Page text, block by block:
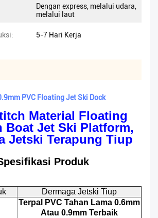
Dengan express, melalui udara,
melalui laut
5-7 Hari Kerja
PVC Floating Jet Ski Dock
Material Floating
Boat Jet Ski Platform,
Jetski Terapung Tiup
Produk
Dermaga Jetski Tiup
Terpal PVC Tahan Lama 0.6mm
Atau 0.9mm Terbaik